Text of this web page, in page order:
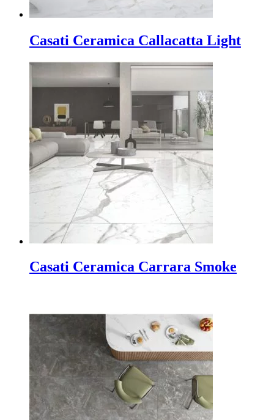
Casati Ceramica Callacatta Light
Casati Ceramica Carrara Smoke